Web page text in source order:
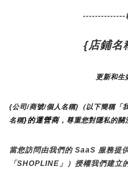
--------------
{店鋪名
更新和生
{公司/商號/個人名稱}（以下簡稱「
名稱}的運營商，尊重您對隱私的關
當您訪問由我們的 SaaS 服務提
「SHOPLINE」）授權我們建立